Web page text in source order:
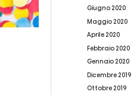
Giugno 2020
Maggio 2020
Aprile 2020
Febbraio 2020
Gennaio 2020
Dicembre 2019
Ottobre 2019